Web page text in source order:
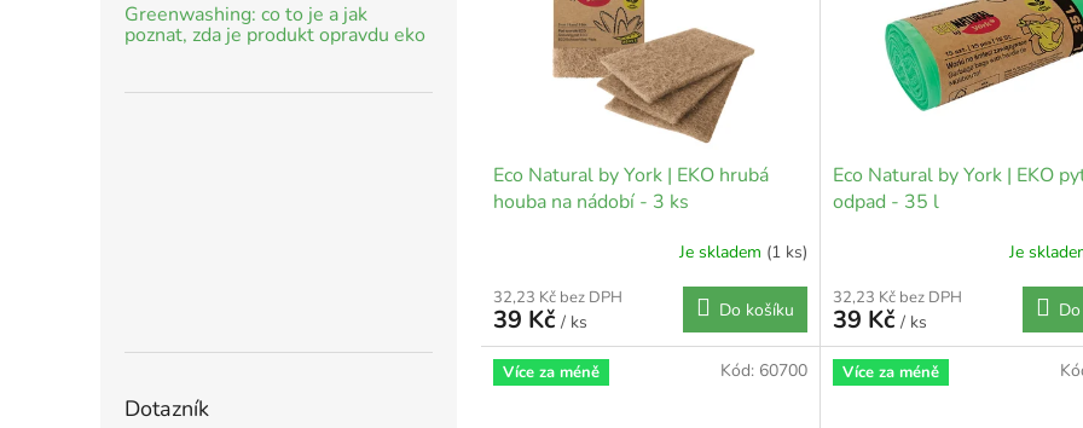
Greenwashing: co to je a jak
poznat, zda je produkt opravdu eko
Dotazník
Eco Natural by York | EKO hrubá
houba na nádobí - 3 ks
Je skladem (1 ks)
32,23 Kč bez DPH
39 Kč / ks
Do košíku
Eco Natural by York | EKO
odpad - 35 l
Je
32,23 Kč bez DPH
39 Kč / ks
Více za méně Kód: 60700 Více za méně